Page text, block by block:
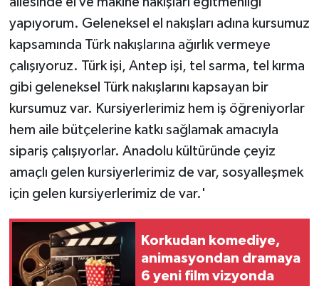
yapıyorum. Geleneksel el nakışları adına kursumuz
kapsamında Türk nakışlarına ağırlık vermeye
çalışıyoruz. Türk işi, Antep işi, tel sarma, tel kırma
gibi geleneksel Türk nakışlarını kapsayan bir
kursumuz var. Kursiyerlerimiz hem iş öğreniyorlar
hem aile bütçelerine katkı sağlamak amacıyla
sipariş çalışıyorlar. Anadolu kültüründe çeyiz
amaçlı gelen kursiyerlerimiz de var, sosyalleşmek
için gelen kursiyerlerimiz de var.'
Korkudan komediye,
animasyondan dramaya
6 yeni film vizyonda